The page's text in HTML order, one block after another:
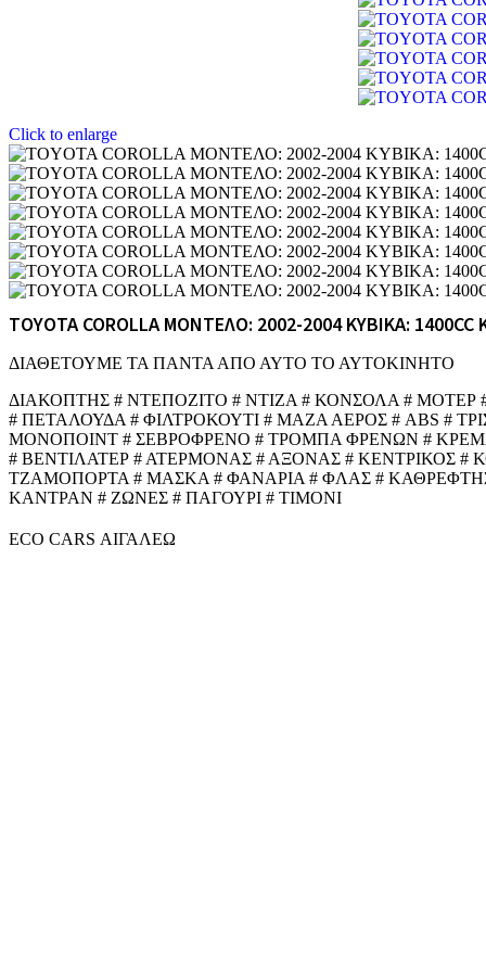
Click to enlarge
TOYOTA COROLLA ΜΟΝΤΕΛΟ: 2002-2004 ΚΥΒΙΚΑ:
ΔΙΑΘΕΤΟΥΜΕ ΤΑ ΠΑΝΤΑ ΑΠΟ ΑΥΤΟ ΤΟ ΑΥΤΟΚΙΝΗΤΟ
ΔΙΑΚΟΠΤΗΣ # ΝΤΕΠΟΖΙΤΟ # ΝΤΙΖΑ # ΚΟΝΣΟΛΑ #
# ΠΕΤΑΛΟΥΔΑ # ΦΙΛΤΡΟΚΟΥΤΙ # ΜΑΖΑ ΑΕΡΟΣ # ABS #
ΜΟΝΟΠΟΙΝΤ # ΣΕΒΡΟΦΡΕΝΟ # ΤΡΟΜΠΑ ΦΡΕΝΩΝ #
# ΒΕΝΤΙΛΑΤΕΡ # ΑΤΕΡΜΟΝΑΣ # ΑΞΟΝΑΣ # ΚΕΝΤΡΙΚΟΣ
ΤΖΑΜΟΠΟΡΤΑ # ΜΑΣΚΑ # ΦΑΝΑΡΙΑ # ΦΛΑΣ #
ΚΑΝΤΡΑΝ # ΖΩΝΕΣ # ΠΑΓΟΥΡΙ # ΤΙΜΟΝΙ
ECO CARS ΑΙΓΑΛΕΩ